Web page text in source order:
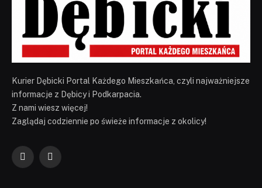
Kurier Dębicki Portal Każdego Mieszkańca, czyli najważniejsze
informacje z Dębicy i Podkarpacia.
Z nami wiesz więcej!
Zaglądaj codziennie po świeże informacje z okolicy!
FacebookYouTube